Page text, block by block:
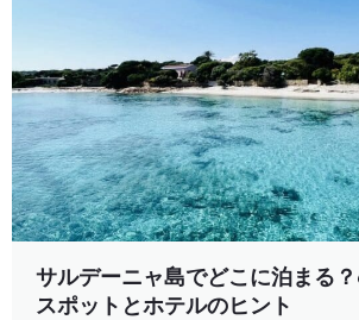
サルデーニャ島でどこに泊まる
スポットとホテルのヒント